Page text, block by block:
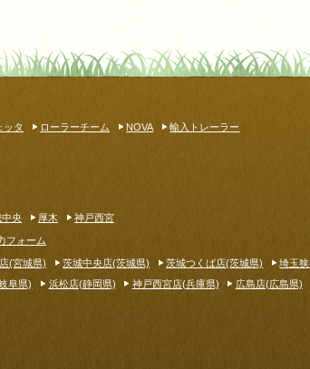
ッタ ローラーチーム NOVA 輸入トレーラー
中央 厚木 神戸西宮
フォーム
(宮城県) 茨城中央店(茨城県) 茨城つくば店(茨城県) 埼玉
阜県) 浜松店(静岡県) 神戸西宮店(兵庫県) 広島店(広島県)